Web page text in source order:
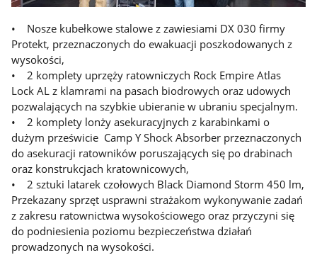
• Nosze kubełkowe stalowe z zawiesiami DX 030 firmy
Protekt, przeznaczonych do ewakuacji poszkodowanych z
wysokości,
• 2 komplety uprzęży ratowniczych Rock Empire Atlas
Lock AL z klamrami na pasach biodrowych oraz udowych
pozwalających na szybkie ubieranie w ubraniu specjalnym.
• 2 komplety lonży asekuracyjnych z karabinkami o
dużym prześwicie Camp Y Shock Absorber przeznaczonych
do asekuracji ratowników poruszających się po drabinach
oraz konstrukcjach kratownicowych,
• 2 sztuki latarek czołowych Black Diamond Storm 450 lm,
Przekazany sprzęt usprawni strażakom wykonywanie zadań
z zakresu ratownictwa wysokościowego oraz przyczyni się
do podniesienia poziomu bezpieczeństwa działań
prowadzonych na wysokości.